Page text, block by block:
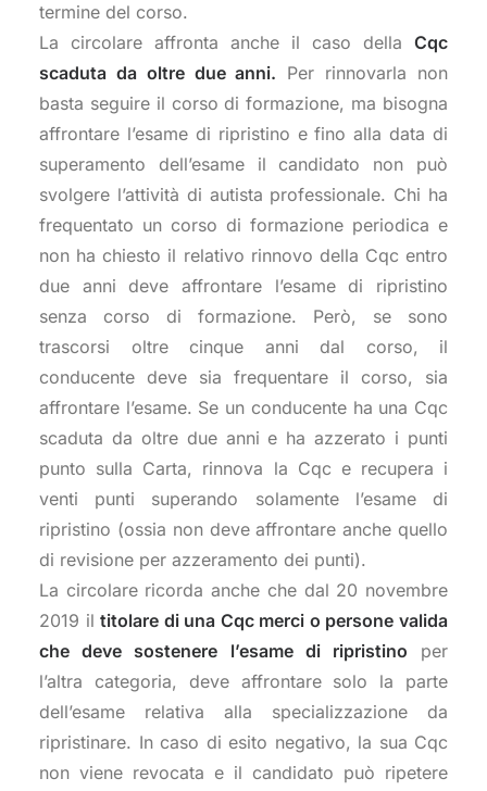
termine del corso.
La circolare affronta anche il caso della Cqc
scaduta da oltre due anni. Per rinnovarla non
basta seguire il corso di formazione, ma bisogna
affrontare l’esame di ripristino e fino alla data di
superamento dell’esame il candidato non può
svolgere l’attività di autista professionale. Chi ha
frequentato un corso di formazione periodica e
non ha chiesto il relativo rinnovo della Cqc entro
due anni deve affrontare l’esame di ripristino
senza corso di formazione. Però, se sono
trascorsi oltre cinque anni dal corso, il
conducente deve sia frequentare il corso, sia
affrontare l’esame. Se un conducente ha una Cqc
scaduta da oltre due anni e ha azzerato i punti
punto sulla Carta, rinnova la Cqc e recupera i
venti punti superando solamente l’esame di
ripristino (ossia non deve affrontare anche quello
di revisione per azzeramento dei punti).
La circolare ricorda anche che dal 20 novembre
2019 iltitolare di una Cqc merci o persone valida
che deve sostenere l’esame di ripristino per
l’altra categoria, deve affrontare solo la parte
dell’esame relativa alla specializzazione da
ripristinare. In caso di esito negativo, la sua Cqc
non viene revocata e il candidato può ripetere